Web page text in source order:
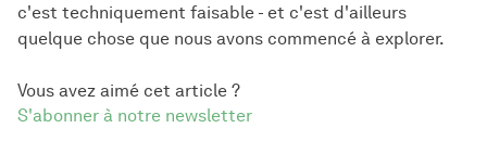
c'est techniquement faisable - et c'est d'ailleurs
quelque chose que nous avons commencé à explorer.
Vous avez aimé cet article ?
S'abonner à notre newsletter